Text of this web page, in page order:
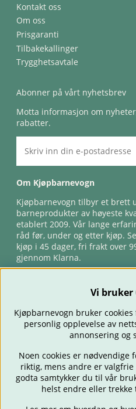
Kontakt oss
Om oss
Prisgaranti
Tilbakekallinger
Trygghetsavtale
Abonner på vårt nyhetsbrev
Motta informasjon om
rabatter.
Om Kjøpbarnevogn
Kjøpbarnevogn tilbyr et brett
barneprodukter av høyeste
etablert 2009. Vår lange
råd før, under og etter kjøp.
kjøp i 45 dager, fri frakt over
gjennom Klarna.
BARNEVOGNER BILSTOLER
FORELDRE
Vi bruker
Kjøpbarnevogn bruker
personlig opplevelse av
annonsering og
Noen cookies er nødvendige
riktig, mens andre er
godta samtykker du til vår
helst endre eller